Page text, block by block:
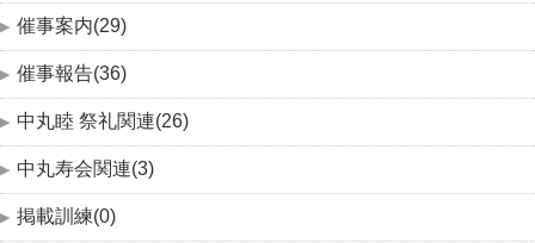
催事案内(29)
催事報告(36)
中丸睦 祭礼関連(26)
中丸寿会関連(3)
掲載訓練(0)